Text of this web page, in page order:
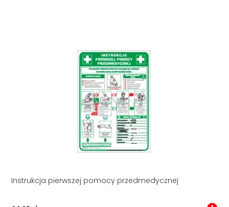
Instrukcja pierwszej pomocy przedmedycznej